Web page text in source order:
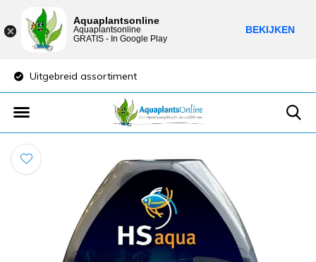
Uitgebreid assortiment
Aquaplantsonline
Aquaplantsonline
GRATIS - In Google Play
BEKIJKEN